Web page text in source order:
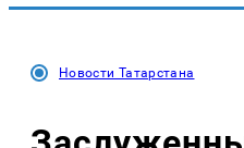
Новости Татарстана